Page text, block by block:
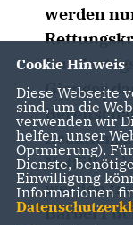
werden
Gienger
Notfällen
werden
Bärbel
Cookie Hinweis
Diese Webseite
sind, um die
verwenden wir
helfen, unser
Optmierung).
Dienste,
Einwilligung
Informationen